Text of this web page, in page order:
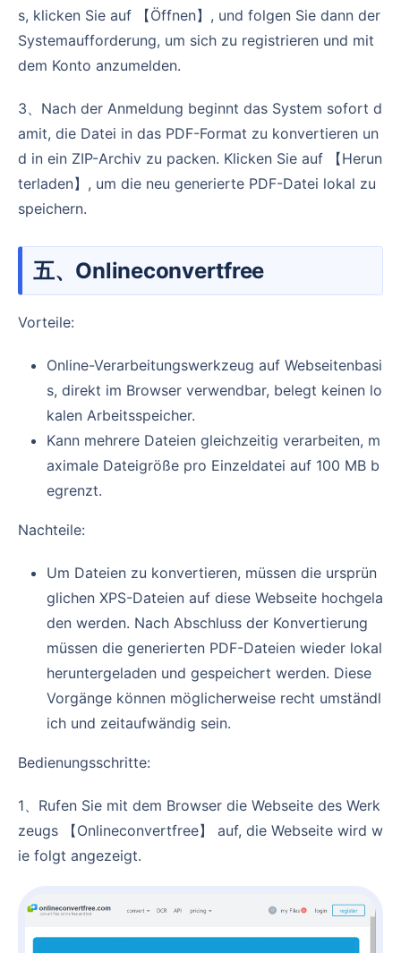
s, klicken Sie auf 【Öffnen】, und folgen Sie dann der
Systemaufforderung, um sich zu registrieren und mit
dem Konto anzumelden.
3、Nach der Anmeldung beginnt das System sofort d
amit, die Datei in das PDF-Format zu konvertieren un
d in ein ZIP-Archiv zu packen. Klicken Sie auf 【Herun
terladen】, um die neu generierte PDF-Datei lokal zu
speichern.
五、Onlineconvertfree
Vorteile:
Online-Verarbeitungswerkzeug auf Webseitenbasi
s, direkt im Browser verwendbar, belegt keinen lo
kalen Arbeitsspeicher.
Kann mehrere Dateien gleichzeitig verarbeiten, m
aximale Dateigröße pro Einzeldatei auf 100 MB b
egrenzt.
Nachteile:
Um Dateien zu konvertieren, müssen die ursprün
glichen XPS-Dateien auf diese Webseite hochgela
den werden. Nach Abschluss der Konvertierung
müssen die generierten PDF-Dateien wieder lokal
heruntergeladen und gespeichert werden. Diese
Vorgänge können möglicherweise recht umständl
ich und zeitaufwändig sein.
Bedienungsschritte:
1、Rufen Sie mit dem Browser die Webseite des Werk
zeugs 【Onlineconvertfree】 auf, die Webseite wird w
ie folgt angezeigt.